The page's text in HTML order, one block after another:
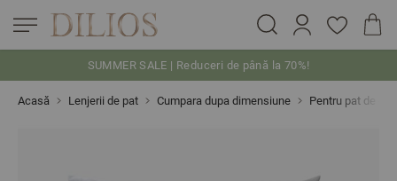
SUMMER SALE | Reduceri de până la 70%!
Acasă Lenjerii de pat Cumpara dupa dimensiune Pentru pat de o